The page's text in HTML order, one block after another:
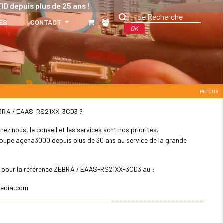
depuis plus de 25 ans !
CONTACT
OK
RETOUR
/ EAAS-RS21XX-3CD3 ?
nous, le conseil et les services sont nos priorités.
agena3000 depuis plus de 30 ans au service de la grande
la référence ZEBRA / EAAS-RS21XX-3CD3 au :